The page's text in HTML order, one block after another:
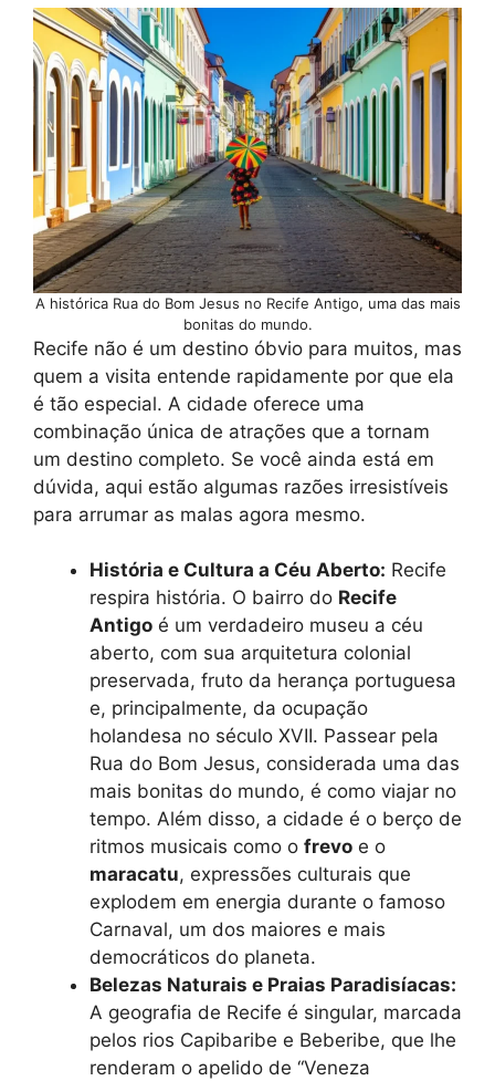
A histórica Rua do Bom Jesus no Recife Antigo, uma das mais
bonitas do mundo.
Recife não é um destino óbvio para muitos, mas
quem a visita entende rapidamente por que ela
é tão especial. A cidade oferece uma
combinação única de atrações que a tornam
um destino completo. Se você ainda está em
dúvida, aqui estão algumas razões irresistíveis
para arrumar as malas agora mesmo.
História e Cultura a Céu Aberto: Recife
respira história. O bairro do Recife
Antigo é um verdadeiro museu a céu
aberto, com sua arquitetura colonial
preservada, fruto da herança portuguesa
e, principalmente, da ocupação
holandesa no século XVII. Passear pela
Rua do Bom Jesus, considerada uma das
mais bonitas do mundo, é como viajar no
tempo. Além disso, a cidade é o berço de
ritmos musicais como o frevo e o
maracatu, expressões culturais que
explodem em energia durante o famoso
Carnaval, um dos maiores e mais
democráticos do planeta.
Belezas Naturais e Praias Paradisíacas:
A geografia de Recife é singular, marcada
pelos rios Capibaribe e Beberibe, que lhe
renderam o apelido de “Veneza